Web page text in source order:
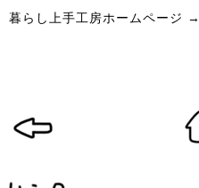
暮らし上手工房ホームページ →